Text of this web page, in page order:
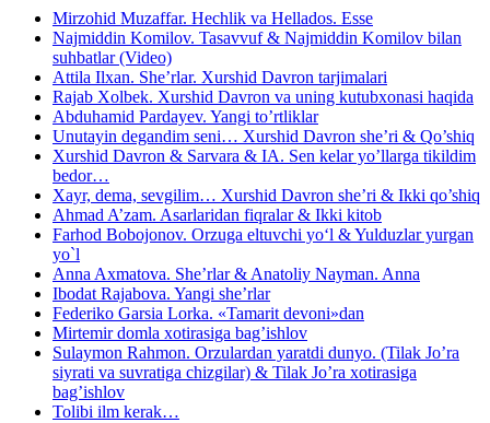
Mirzohid Muzaffar. Hechlik va Hellados. Esse
Najmiddin Komilov. Tasavvuf & Najmiddin Komilov bilan
suhbatlar (Video)
Attila Ilxan. She’rlar. Xurshid Davron tarjimalari
Rajab Xolbek. Xurshid Davron va uning kutubxonasi haqida
Abduhamid Pardayev. Yangi to’rtliklar
Unutayin degandim seni… Xurshid Davron she’ri & Qo’shiq
Xurshid Davron & Sarvara & IA. Sen kelar yo’llarga tikildim
bedor…
Xayr, dema, sevgilim… Xurshid Davron she’ri & Ikki qo’shiq
Ahmad A’zam. Asarlaridan fiqralar & Ikki kitob
Farhod Bobojonov. Orzuga eltuvchi yo‘l & Yulduzlar yurgan
yo`l
Anna Axmatova. She’rlar & Anatoliy Nayman. Anna
Ibodat Rajabova. Yangi she’rlar
Federiko Garsia Lorka. «Tamarit devoni»dan
Mirtemir domla xotirasiga bag’ishlov
Sulaymon Rahmon. Orzulardan yaratdi dunyo. (Tilak Jo’ra
siyrati va suvratiga chizgilar) & Tilak Jo’ra xotirasiga
bag’ishlov
Tolibi ilm kerak…